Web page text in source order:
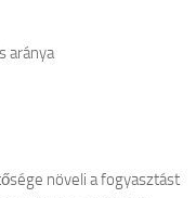
aránya
növeli a fogyasztást